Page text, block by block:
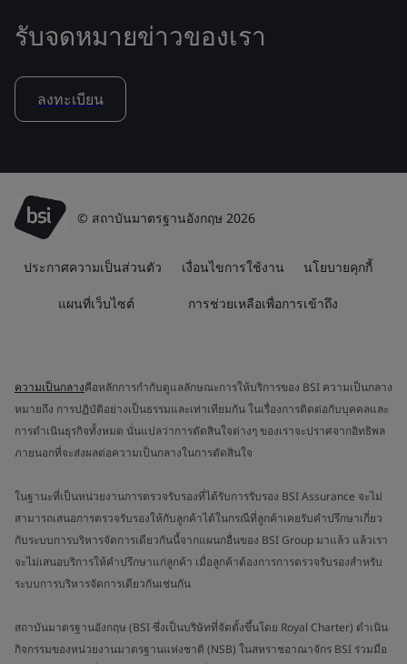
รับจดหมายข่าวของเรา
ลงทะเบียน
© สถาบันมาตรฐานอังกฤษ 2026
ประกาศความเป็นส่วนตัว เงื่อนไขการใช้งาน นโยบายคุกกี้
แผนที่เว็บไซต์ การช่วยเหลือเพื่อการเข้าถึง
ความเป็นกลางคือหลักการกำกับดูแลลักษณะการให้บริการของ BSI ความเป็นกลาง
หมายถึง การปฏิบัติอย่างเป็นธรรมและเท่าเทียมกัน ในเรื่องการติดต่อกับบุคคลและ
การดำเนินธุรกิจทั้งหมด นั่นแปลว่าการตัดสินใจต่างๆ ของเราจะปราศจากอิทธิพล
ภายนอกที่จะส่งผลต่อความเป็นกลางในการตัดสินใจ
ในฐานะที่เป็นหน่วยงานการตรวจรับรองที่ได้รับการรับรอง BSI Assurance จะไม่
สามารถเสนอการตรวจรับรองให้กับลูกค้าได้ในกรณีที่ลูกค้าเคยรับคำปรึกษาเกี่ยว
กับระบบการบริหารจัดการเดียวกันนี้จากแผนกอื่นของ BSI Group มาแล้ว แล้วเรา
จะไม่เสนอบริการให้คำปรึกษาแก่ลูกค้า เมื่อลูกค้าต้องการการตรวจรับรองสำหรับ
ระบบการบริหารจัดการเดียวกันเช่นกัน
สถาบันมาตรฐานอังกฤษ (BSI ซึ่งเป็นบริษัทที่จัดตั้งขึ้นโดย Royal Charter) ดำเนิน
กิจกรรมของหน่วยงานมาตรฐานแห่งชาติ (NSB) ในสหราชอาณาจักร BSI ร่วมมือ